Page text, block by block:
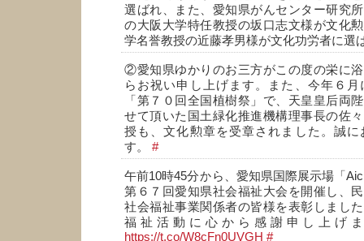
選ばれ、また、愛知県がんセンター研究
の大阪大学特任教授の坂口志文様が文化
学名誉教授の近藤孝男様が文化功労者に選
②愛知県ゆかりのお三方がこの度の栄に
らお祝い申し上げます。また、今年６
「第７０回全国植樹祭」で、天皇皇后両
せて頂いた国土緑化推進機構理事長の佐
授も、文化勲章を受章されました。誠
す。 #
午前10時45分から、愛知県国際展示場「
第６７回愛知県社会福祉大会を開催し、
社会福祉事業関係者の皆様を表彰しまし
福祉活動に心から感謝申し上げ
https://t.co/W8cFn0UVGH #